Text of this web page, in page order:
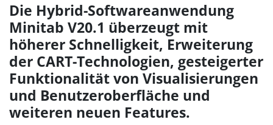
Die Hybrid-Softwareanwendung
Minitab V20.1 überzeugt mit
höherer Schnelligkeit, Erweiterung
der CART-Technologien, gesteigerter
Funktionalität von Visualisierungen
und Benutzeroberfläche und
weiteren neuen Features.